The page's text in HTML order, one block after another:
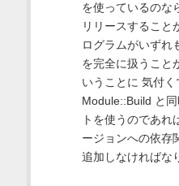
を使っているのな
リリースすること
ログラムがいずれ
を完全に扱うこと
いうことに 気付
Module::Build と
トを使うのであ
ージョンへの依存
追加しなければな